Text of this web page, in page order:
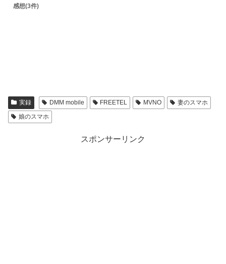
感想(3件)
実録 DMM mobile FREETEL MVNO
妻のスマホ
娘のスマホ
スポンサーリンク